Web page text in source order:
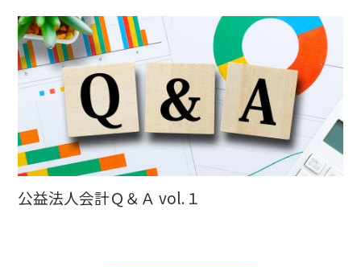
公益法人会計Ｑ＆Ａ vol.１